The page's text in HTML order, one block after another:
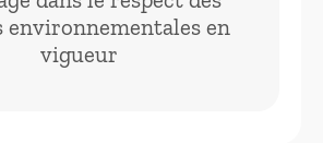
environnementales en
vigueur